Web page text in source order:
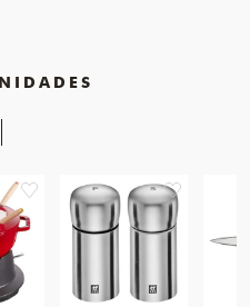
favorite favorite